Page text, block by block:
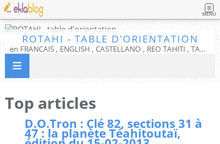
MENU
ROTAHI - TABLE D'ORIENTATION
en FRANCAIS , ENGLISH , CASTELLANO , REO TAHITI , TAMIZH , TIFINAGH, ESPERANTO
Top articles
D.O.Tron : Clé 82, sections 31 à
47 : la planète Téahitoutaï,